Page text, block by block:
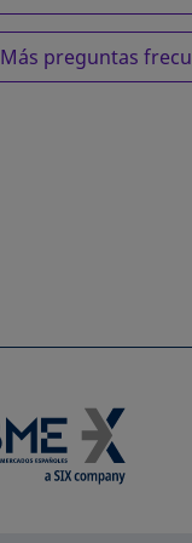
Más preguntas